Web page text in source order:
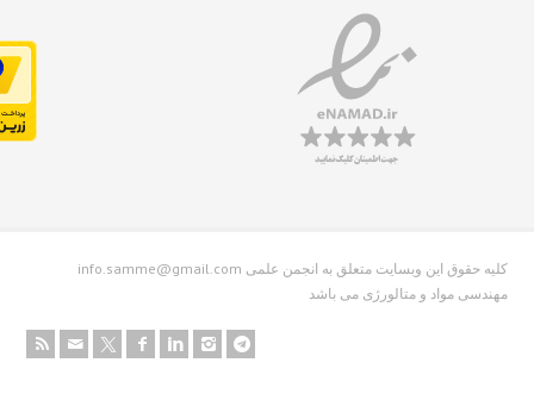
info.samme@gmail.com کلیه حقوق این وبسایت متعلق به انجمن علمی
مواد و متالورژی می باشد